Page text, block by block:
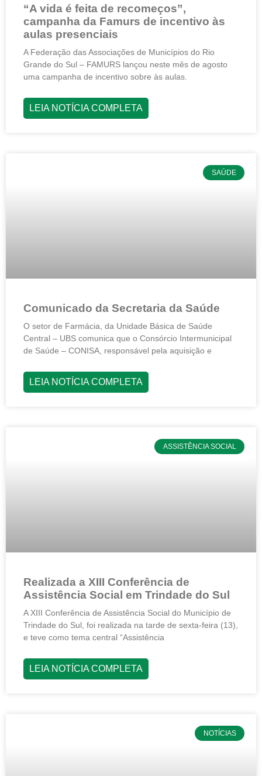
“A vida é feita de recomeços”,
campanha da Famurs de incentivo às
aulas presenciais
A Federação das Associações de Municípios do Rio
Grande do Sul – FAMURS lançou neste mês de agosto
uma campanha de incentivo sobre às aulas.
LEIA NOTÍCIA COMPLETA
SAÚDE
Comunicado da Secretaria da Saúde
O setor de Farmácia, da Unidade Básica de Saúde
Central – UBS comunica que o Consórcio Intermunicipal
de Saúde – CONISA, responsável pela aquisição e
LEIA NOTÍCIA COMPLETA
ASSISTÊNCIA SOCIAL
Realizada a XIII Conferência de
Assistência Social em Trindade do Sul
A XIII Conferência de Assistência Social do Município de
Trindade do Sul, foi realizada na tarde de sexta-feira (13),
e teve como tema central “Assistência
LEIA NOTÍCIA COMPLETA
NOTÍCIAS